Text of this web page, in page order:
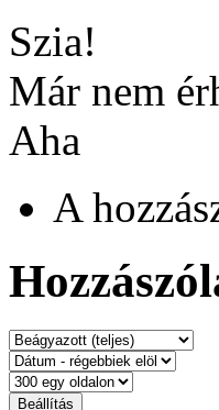
Szia!
Már nem
Aha
A